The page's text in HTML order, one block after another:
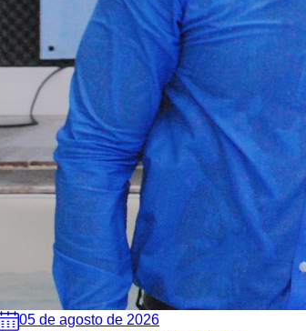
05 de agosto de 2026